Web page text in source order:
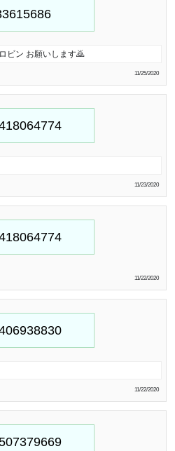
ビン お願いします🙇
11/25/2020
11/23/2020
11/22/2020
11/22/2020